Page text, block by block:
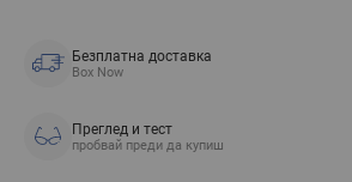
Безплатна доставка
Box Now
Преглед и тест
пробвай преди да купиш